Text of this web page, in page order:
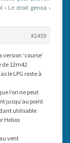
› Le droit genoa ›
#2459
‘course’
12m42
le LPG reste à
l’on ne peut
jusqu’au point
utilisable
Helios
vent